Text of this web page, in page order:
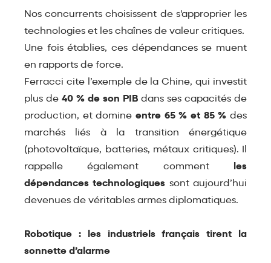
Nos concurrents choisissent de s'approprier les
technologies et les chaînes de valeur critiques.
Une fois établies, ces dépendances se muent
en rapports de force.
Ferracci cite l’exemple de la Chine, qui investit
plus de 40 % de son PIB dans ses capacités de
production, et domine entre 65 % et 85 % des
marchés liés à la transition énergétique
(photovoltaïque, batteries, métaux critiques). Il
rappelle également comment les
dépendances technologiques sont aujourd’hui
devenues de véritables armes diplomatiques.
Robotique : les industriels français tirent la
sonnette d’alarme